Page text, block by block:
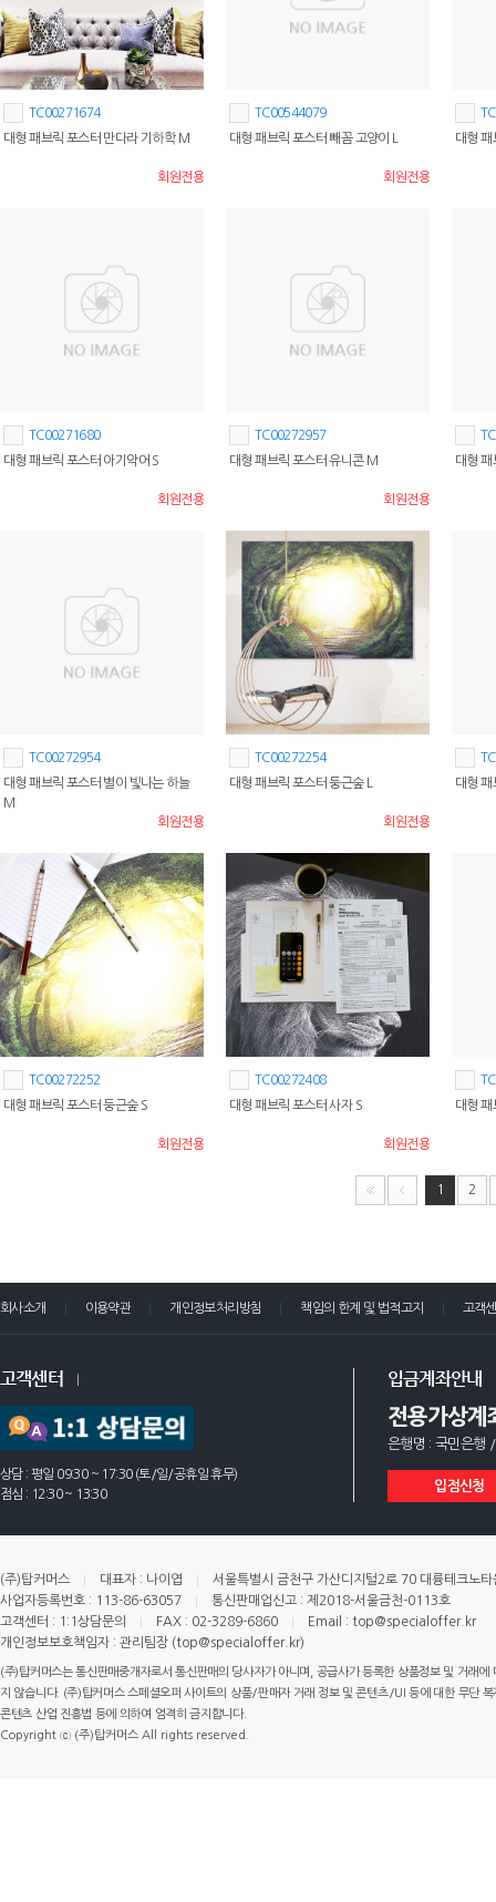
TC00271674
대형 패브릭 포스터 만다라 기하학 M
회원전용
TC00544079
대형 패브릭 포스터 빼꼼 고양이 L
회원전용
대형 패
TC00271680
대형 패브릭 포스터 아기악어 S
회원전용
TC00272957
대형 패브릭 포스터 유니콘 M
회원전용
대형 패
TC00272954
대형 패브릭 포스터 별이 빛나는 하늘
M
회원전용
TC00272254
대형 패브릭 포스터 둥근숲 L
회원전용
대형 패
TC00272252
대형 패브릭 포스터 둥근숲 S
회원전용
TC00272408
대형 패브릭 포스터 사자 S
회원전용
대형 패
1 2
회사소개 이용약관 개인정보처리방침 책임의 한계 및 법적고지 고객
고객센터
상담 : 평일 09:30 ~ 17:30 (토/일/공휴일 휴무)
점심 : 12:30 ~ 13:30
입금계좌안내
전용가상계
은행명 : 국민은행
입점신청
(주)탑커머스 대표자 : 나이엽
서울특별시 금천구 가산디지털2로 70 대륭테크노
사업자등록번호 : 113-86-63057
통신판매업신고 : 제2018-서울금천-0113호
고객센터 : 1:1상담문의
FAX : 02-3289-6860
Email : top@specialoffer.kr
개인정보보호책임자 : 관리팀장 (top@specialoffer.kr)
(주)탑커머스는 통신판매중개자로서 통신판매의 당사자가 아니며, 공급사가 등록한 상품정보 및 거래
지 않습니다. (주)탑커머스 스페셜오퍼 사이트의 상품/판매자 거래 정보 및 콘텐츠/UI 등에 대한 무단
콘텐츠 산업 진흥법 등에 의하여 엄격히 금지합니다.
Copyright ⓒ (주)탑커머스 All rights reserved.